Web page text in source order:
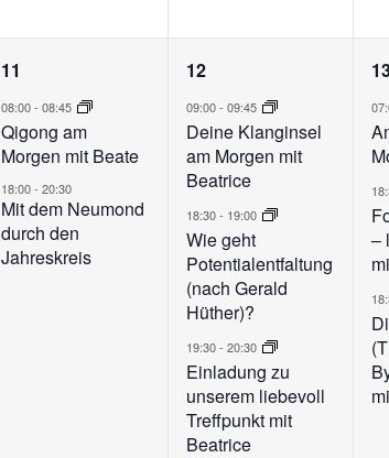
2
Veranstaltungen,
11
08:00- 08:45
Qigong am
Morgen mit Beate
18:00- 20:30
Mit dem Neumond
durch den
Jahreskreis
4
12
09:00- 09:45
Deine Klanginsel
am Morgen mit
Beatrice
18:30- 19:00
Wie geht
Potentialentfaltung
(nach Gerald
Hüther)?
19:30- 20:30
Einladung zu
unserem liebevoll
Treffpunkt mit
Beatrice
3
–